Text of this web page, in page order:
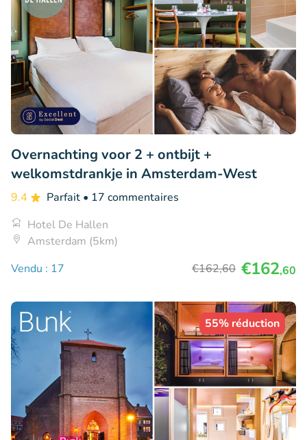
Overnachting voor 2 + ontbijt +
welkomstdrankje in Amsterdam-West
9.4 Parfait • 17 commentaires
Hotel De Hallen
Amsterdam (5km)
Vendu : 17
€162,60 €162,60
55% réduction